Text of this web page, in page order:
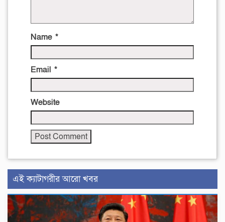
Name *
Email *
Website
এই ক্যাটাগরীর আরো খবর